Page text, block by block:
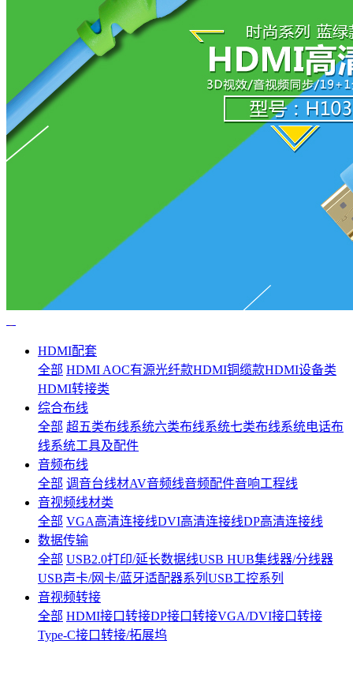
HDMI配套
全部 HDMI AOC有源光纤款HDMI铜缆款HDMI设备类
HDMI转接类
综合布线
全部 超五类布线系统六类布线系统七类布线系统电话布
线系统工具及配件
音频布线
全部 调音台线材AV音频线音频配件音响工程线
音视频线材类
全部 VGA高清连接线DVI高清连接线DP高清连接线
数据传输
全部 USB2.0打印/延长数据线USB HUB集线器/分线器
USB声卡/网卡/蓝牙适配器系列 USB工控系列
音视频转接
全部 HDMI接口转接DP接口转接VGA/DVI接口转接
Type-C接口转接/拓展坞